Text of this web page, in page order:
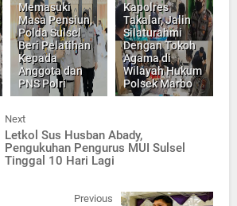
Memasuki
Masa Pensiun,
Polda Sulsel
Beri Pelatihan
Kepada
Anggota dan
PNS Polri
Kapolres
Takalar, Jalin
Silaturahmi
Dengan Tokoh
Agama di
Wilayah Hukum
Polsek Marbo
Next
Letkol Sus Husban Abady,
Pengukuhan Pengurus MUI Sulsel
Tinggal 10 Hari Lagi
Previous